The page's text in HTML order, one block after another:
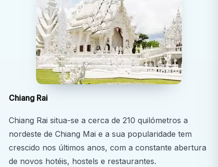
Cirurgia geral
Neurocirurgia
Ortopedia
Odontologia
Medicina Interna e muito mais
Terá a oportunidade de conhecer as modernas
médicos e enfermeiros interagem com os pacientes e
compreender a estrutura dos cuidados hospitalares
nesta zona da Ásia.
Chiang Rai
Chiang Rai situa-se a cerca de 210 quilómetros a
nordeste de Chiang Mai e a sua popularidade tem
crescido nos últimos anos, com a constante abertura
de novos hotéis, hostels e restaurantes.